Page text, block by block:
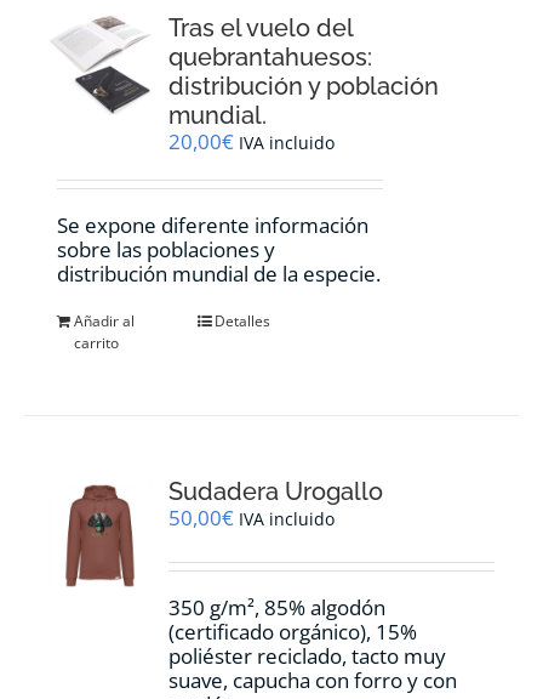
CONTACTO
CARRITO
Tras el vuelo del
quebrantahuesos:
distribución y población
mundial.
20,00€ IVA incluido
Se expone diferente información
sobre las poblaciones y
distribución mundial de la especie.
Añadir al
carrito
Detalles
Sudadera Urogallo
50,00€ IVA incluido
350 g/m², 85% algodón
(certificado orgánico), 15%
poliéster reciclado, tacto muy
suave, capucha con forro y con